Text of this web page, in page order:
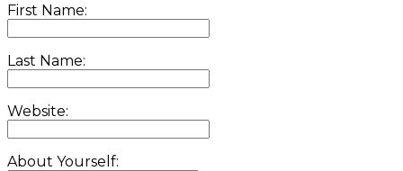
First Name:
Last Name:
Website:
About Yourself: